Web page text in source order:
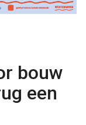
bouw
een